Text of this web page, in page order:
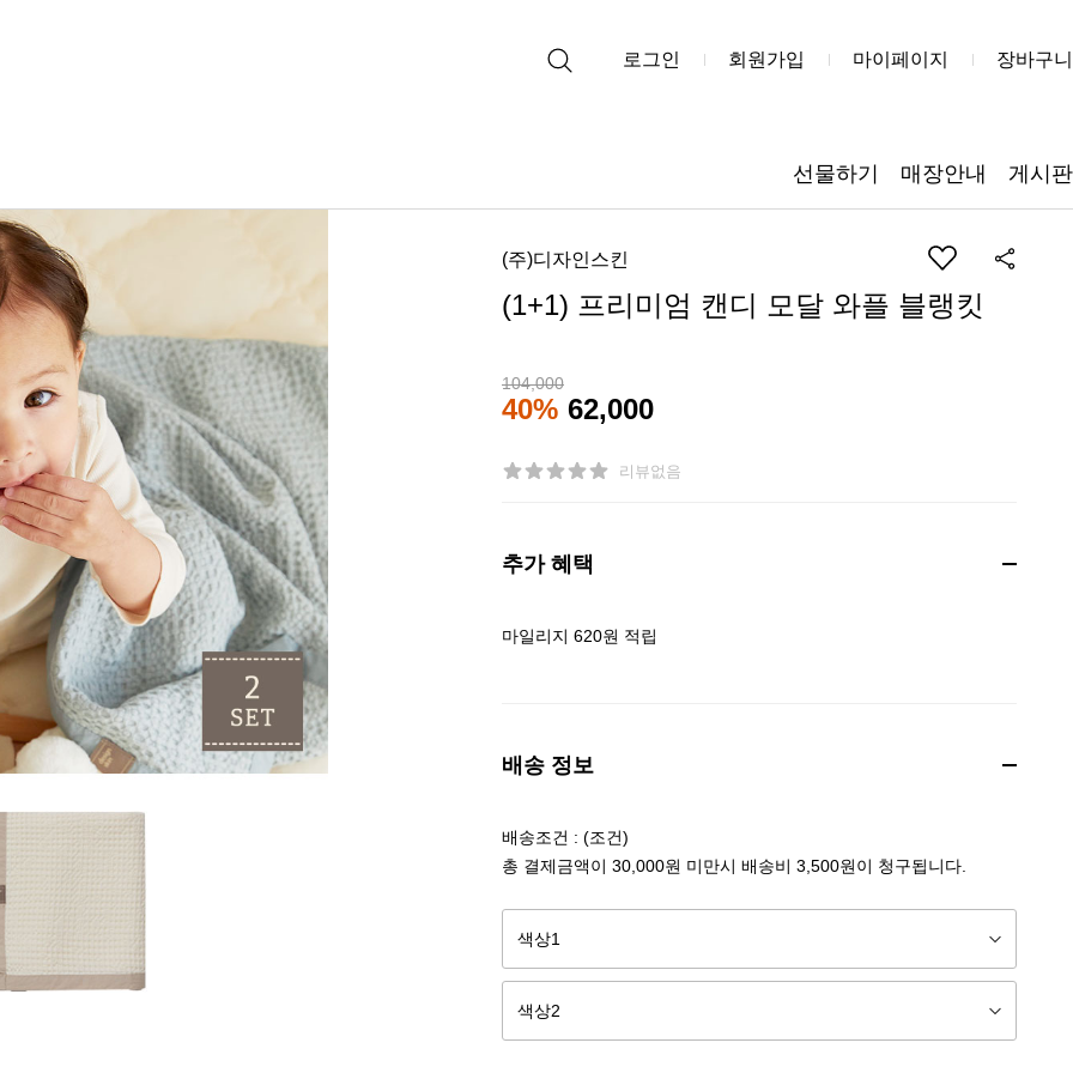
로그인 회원가입 마이페이지 장바구니
선물하기 매장안내 게시판
(주)디자인스킨
(1+1) 프리미엄 캔디 모달 와플 블랭킷
104,000
40% 62,000
리뷰없음
추가 혜택
마일리지 620원 적립
배송 정보
배송조건 : (조건)
총 결제금액이 30,000원 미만시 배송비 3,500원이 청구됩니다.